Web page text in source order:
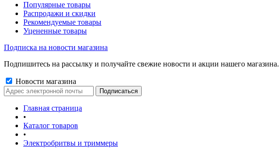
Популярные товары
Распродажи и скидки
Рекомендуемые товары
Уцененные товары
Подписка на новости магазина
Подпишитесь на рассылку и получайте свежие новости и акции нашего магазина.
Новости магазина
Главная страница
•
Каталог товаров
•
Электробритвы и триммеры